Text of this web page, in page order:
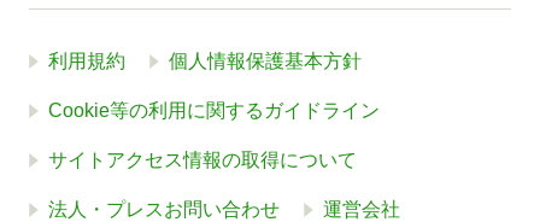
利用規約 個人情報保護基本方針
Cookie等の利用に関するガイドライン
サイトアクセス情報の取得について
法人・プレスお問い合わせ 運営会社